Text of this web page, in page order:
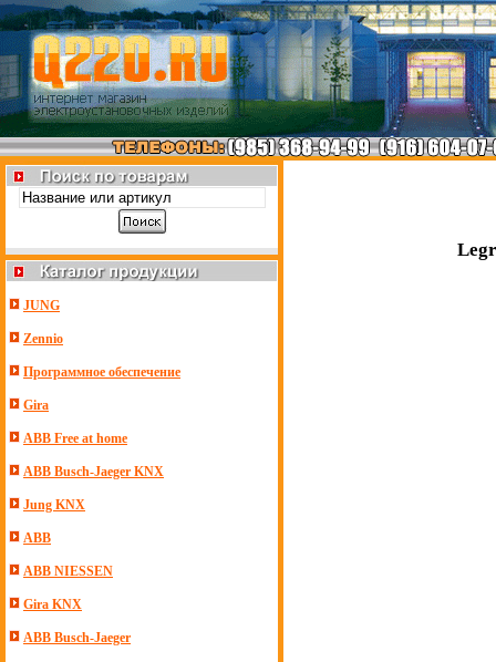
JUNG
Zennio
Программное обеспечение
Gira
ABB Free at home
ABB Busch-Jaeger KNX
Jung KNX
ABB
ABB NIESSEN
Gira KNX
ABB Busch-Jaeger